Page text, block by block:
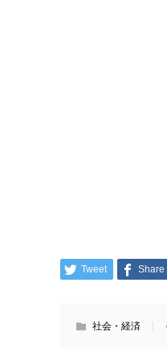
Tweet Share
社会・経済